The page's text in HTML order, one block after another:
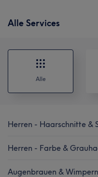
Alle Services
Alle
Herren - Haarschnitte &
Herren - Farbe &
Augenbrauen &